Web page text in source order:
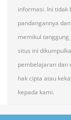
informasi. Ini tidak
pandangannya
memikul tanggung
situs ini
pembelajaran dan
hak cipta atau
kepada kami.